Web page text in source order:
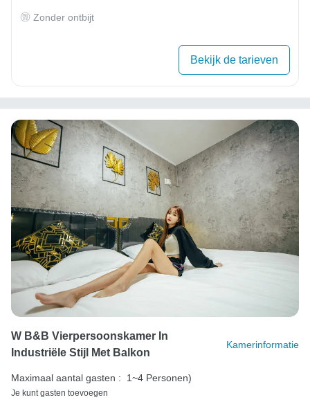
Zonder ontbijt
Bekijk de tarieven
W B&B Vierpersoonskamer In
Industriële Stijl Met Balkon
Kamerinformatie
Maximaal aantal gasten : 1~4 Personen)
Je kunt gasten toevoegen